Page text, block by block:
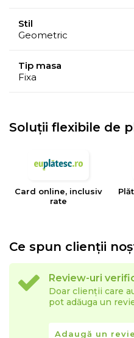
Stil
Geometric
Tip masa
Fixa
Soluții flexibile de
Card online, inclusiv
rate
Ce spun clienții
Review-uri
Doar clienții care
pot adăuga un
Adaugă un